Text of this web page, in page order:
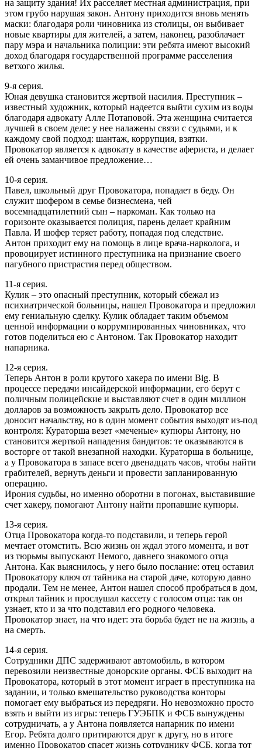
на защиту здания! Их расселяет местная администрация, при
этом грубо нарушая закон. Антону приходится вновь менять
маски: благодаря роли чиновника из столицы, он выбивает
новые квартиры для жителей, а затем, наконец, разоблачает
пару мэра и начальника полиции: эти ребята имеют высокий
доход благодаря государственной программе расселения
ветхого жилья.
9-я серия.
Юная девушка становится жертвой насилия. Преступник –
известный художник, который надеется выйти сухим из воды
благодаря адвокату Алле Потаповой. Эта женщина считается
лучшей в своем деле: у нее налажены связи с судьями, и к
каждому свой подход: шантаж, коррупция, взятки.
Провокатор является к адвокату в качестве афериста, и делает
ей очень заманчивое предложение…
10-я серия.
Павел, школьный друг Провокатора, попадает в беду. Он
служит шофером в семье бизнесмена, чей
восемнадцатилетний сын – наркоман. Как только на
горизонте оказывается полиция, парень делает крайним
Павла. И шофер теряет работу, попадая под следствие.
Антон приходит ему на помощь в лице врача-нарколога, и
провоцирует истинного преступника на признание своего
пагубного пристрастия перед обществом.
11-я серия.
Кулик – это опасный преступник, который сбежал из
психиатрической больницы, нашел Провокатора и предложил
ему гениальную сделку. Кулик обладает таким объемом
ценной информации о коррумпированных чиновниках, что
готов поделиться ею с Антоном. Так Провокатор находит
напарника.
12-я серия.
Теперь Антон в роли крутого хакера по имени Big. В
процессе передачи инсайдерской информации, его берут с
поличным полицейские и выставляют счет в один миллион
долларов за возможность закрыть дело. Провокатор все
доносит начальству, но в один момент события выходят из-под
контроля: Кураторша везет «меченые» купюры Антону, но
становится жертвой нападения бандитов: те оказываются в
восторге от такой внезапной находки. Кураторша в больнице,
а у Провокатора в запасе всего двенадцать часов, чтобы найти
грабителей, вернуть деньги и провести запланированную
операцию.
Ирония судьбы, но именно оборотни в погонах, выставившие
счет хакеру, помогают Антону найти пропавшие купюры.
13-я серия.
Отца Провокатора когда-то подставили, и теперь герой
мечтает отомстить. Всю жизнь он ждал этого момента, и вот
из тюрьмы выпускают Немого, давнего знакомого отца
Антона. Как выяснилось, у него было послание: отец оставил
Провокатору ключ от тайника на старой даче, которую давно
продали. Тем не менее, Антон нашел способ пробраться в дом,
открыл тайник и прослушал кассету с голосом отца: так он
узнает, кто и за что подставил его родного человека.
Провокатор знает, на что идет: эта борьба будет не на жизнь, а
на смерть.
14-я серия.
Сотрудники ДПС задерживают автомобиль, в котором
перевозили неизвестные донорские органы. ФСБ выходит на
Провокатора, который в этот момент играет в преступника на
задании, и только вмешательство руководства конторы
помогает ему выбраться из передряги. Но невозможно просто
взять и выйти из игры: теперь ГУЭБПК и ФСБ вынуждены
сотрудничать, а у Антона появляется напарник по имени
Егор. Ребята долго притираются друг к другу, но в итоге
именно Провокатор спасет жизнь сотруднику ФСБ, когда тот